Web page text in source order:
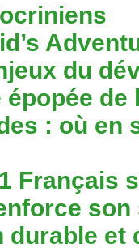
du
épopée de
: où en
Français
durable et